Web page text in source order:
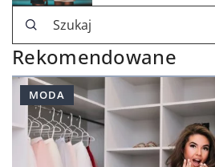
Rekomendowane
MODA